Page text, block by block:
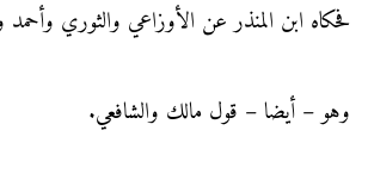
فحكاه ابن المنذر عن الأوزاعي والثوري وأحمد
وهو – أيضا – قول مالك والشافعي.